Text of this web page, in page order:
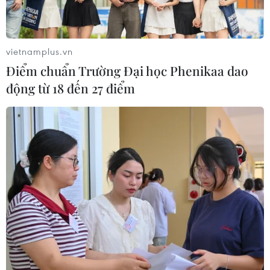
Căng thẳng ngoại giao vùng Vịnh: Con
đường chông gai của Liban
31/10/2021 10:33
Những rạn nứt nếu không được giải quyết kịp thời có
thể gây phức tạp thêm tình hình tại Trung Đông và đe
dọa các nỗ lực khôi phục nền kinh tế vốn đã chìm sâu
vietnamplus.vn
Điểm chuẩn Trường Đại học Phenikaa dao
động từ 18 đến 27 điểm